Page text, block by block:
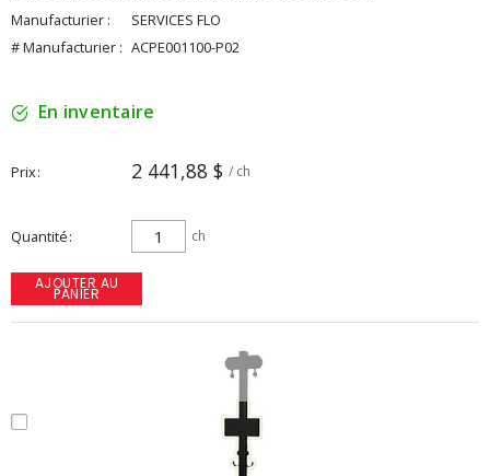
Manufacturier :
SERVICES FLO
# Manufacturier : ACPE001100-P02
En inventaire
Prix 2 441,88 $ / ch
Quantité ch
AJOUTER AU
PANIER